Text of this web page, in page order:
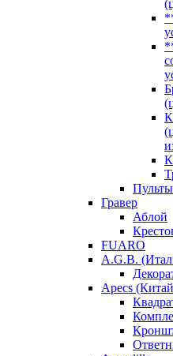
Гравер
Аблой
FUARO
A.G.B.
Apecs